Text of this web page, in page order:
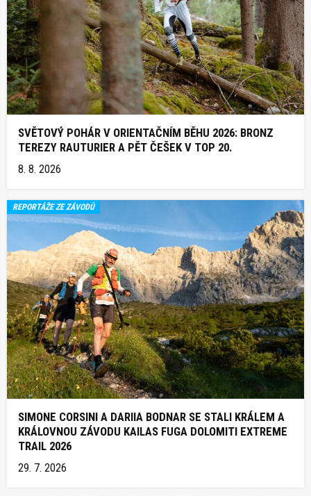
SVĚTOVÝ POHÁR V ORIENTAČNÍM BĚHU 2026: BRONZ
TEREZY RAUTURIER A PĚT ČEŠEK V TOP 20.
8. 8. 2026
REPORTÁŽE ZE ZÁVODŮ
SIMONE CORSINI A DARIIA BODNAR SE STALI KRÁLEM A
KRÁLOVNOU ZÁVODU KAILAS FUGA DOLOMITI EXTREME
TRAIL 2026
29. 7. 2026